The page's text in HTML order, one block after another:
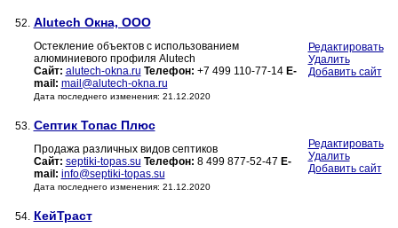
52. Alutech Окна, ООО
Остекление объектов с использованием
алюминиевого профиля Alutech
Сайт: alutech-okna.ru Телефон: +7 499 110-77-14 E-
mail: mail@alutech-okna.ru
Дата последнего изменения: 21.12.2020
Редактировать
Удалить
Добавить сайт
53. Септик Топас Плюс
Продажа различных видов септиков
Сайт: septiki-topas.su Телефон: 8 499 877-52-47 E-
mail: info@septiki-topas.su
Дата последнего изменения: 21.12.2020
Редактировать
Удалить
Добавить сайт
54. КейТраст